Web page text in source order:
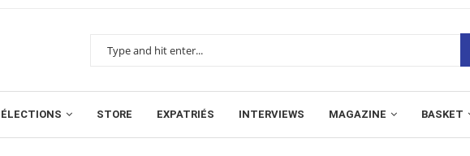
STORE EXPATRIÉS INTERVIEWS MAGAZINE BASKET